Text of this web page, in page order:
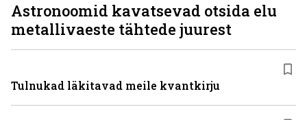
Astronoomid kavatsevad otsida elu
metallivaeste tähtede juurest
Tulnukad läkitavad meile kvantkirju